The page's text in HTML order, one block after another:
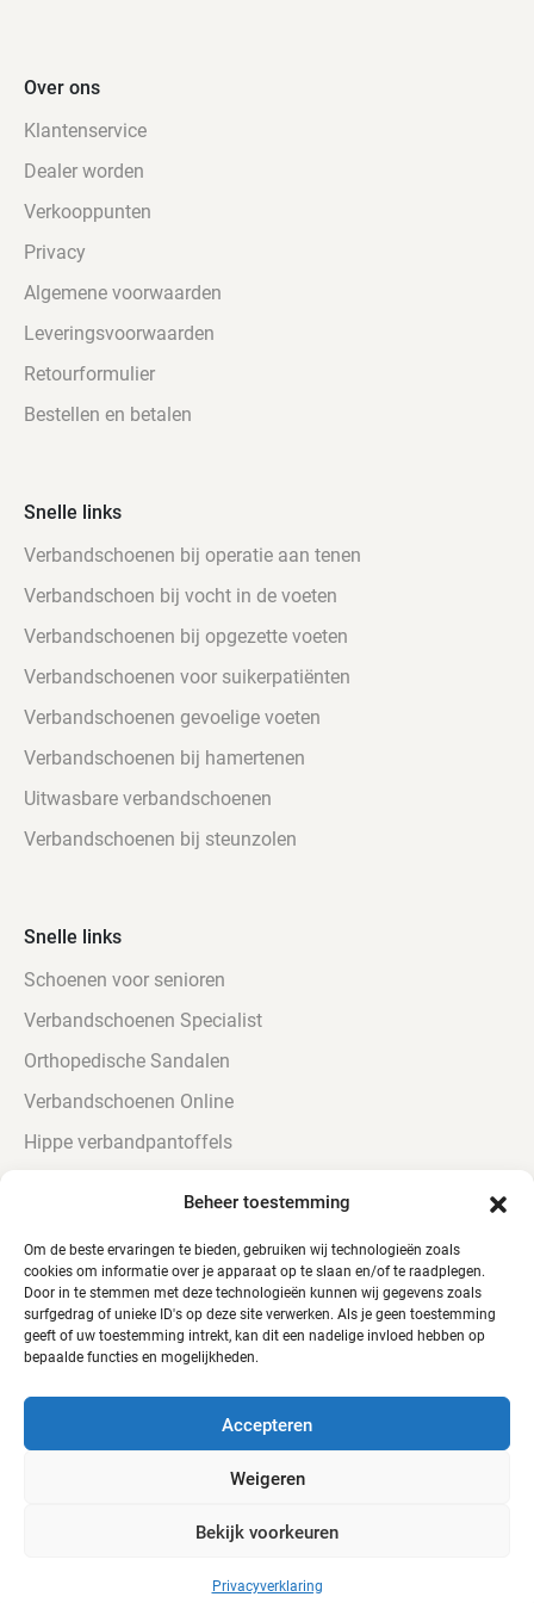
Beheer toestemming
Om de beste ervaringen te bieden, gebruiken wij technologieën zoals
cookies om informatie over je apparaat op te slaan en/of te raadplegen.
Door in te stemmen met deze technologieën kunnen wij gegevens zoals
surfgedrag of unieke ID's op deze site verwerken. Als je geen toestemming
geeft of uw toestemming intrekt, kan dit een nadelige invloed hebben op
bepaalde functies en mogelijkheden.
Accepteren
Weigeren
Bekijk voorkeuren
Privacyverklaring
Over ons
Klantenservice
Dealer worden
Verkooppunten
Privacy
Algemene voorwaarden
Leveringsvoorwaarden
Retourformulier
Bestellen en betalen
Snelle links
Verbandschoenen bij operatie aan tenen
Verbandschoen bij vocht in de voeten
Verbandschoenen bij opgezette voeten
Verbandschoenen voor suikerpatiënten
Verbandschoenen gevoelige voeten
Verbandschoenen bij hamertenen
Uitwasbare verbandschoenen
Verbandschoenen bij steunzolen
Snelle links
Schoenen voor senioren
Verbandschoenen Specialist
Orthopedische Sandalen
Verbandschoenen Online
Hippe verbandpantoffels
Webshop doorMediabirds